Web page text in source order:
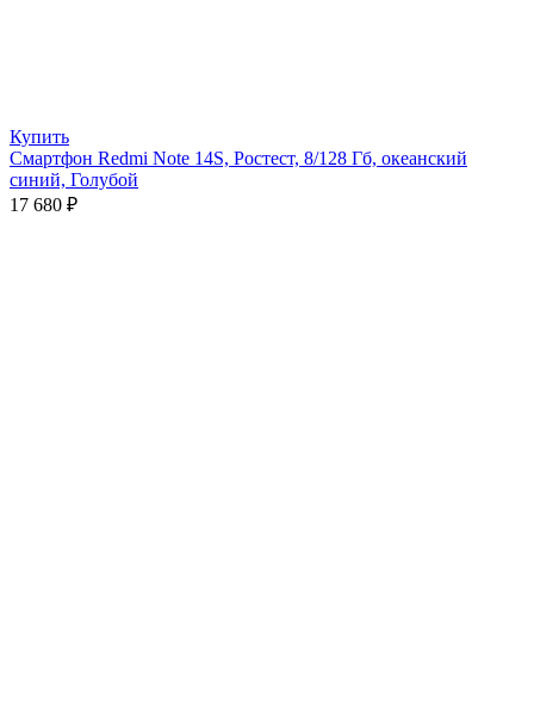
Купить
Смартфон Redmi Note 14S, Ростест, 8/128 Гб, океанский
синий, Голубой
17 680 ₽